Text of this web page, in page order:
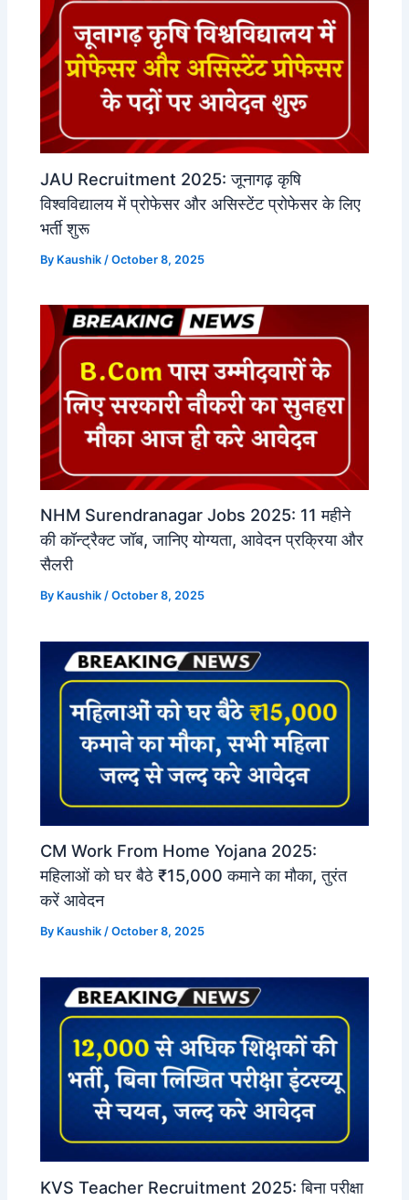
JAU Recruitment 2025: जूनागढ़ कृषि
विश्वविद्यालय में प्रोफेसर और असिस्टेंट प्रोफेसर के लिए
भर्ती शुरू
By Kaushik /October 8, 2025
NHM Surendranagar Jobs 2025: 11 महीने
की कॉन्ट्रैक्ट जॉब, जानिए योग्यता, आवेदन प्रक्रिया और
सैलरी
By Kaushik/October 8, 2025
CM Work From Home Yojana 2025:
महिलाओं को घर बैठे ₹15,000 कमाने का मौका, तुरंत
करें आवेदन
By Kaushik/October 8, 2025
KVS Teacher Recruitment 2025: बिना परीक्षा